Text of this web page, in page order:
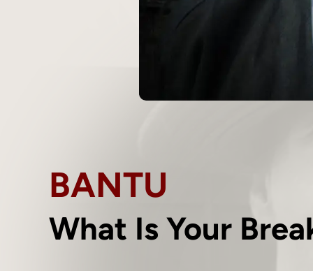
BANTU
What Is Your